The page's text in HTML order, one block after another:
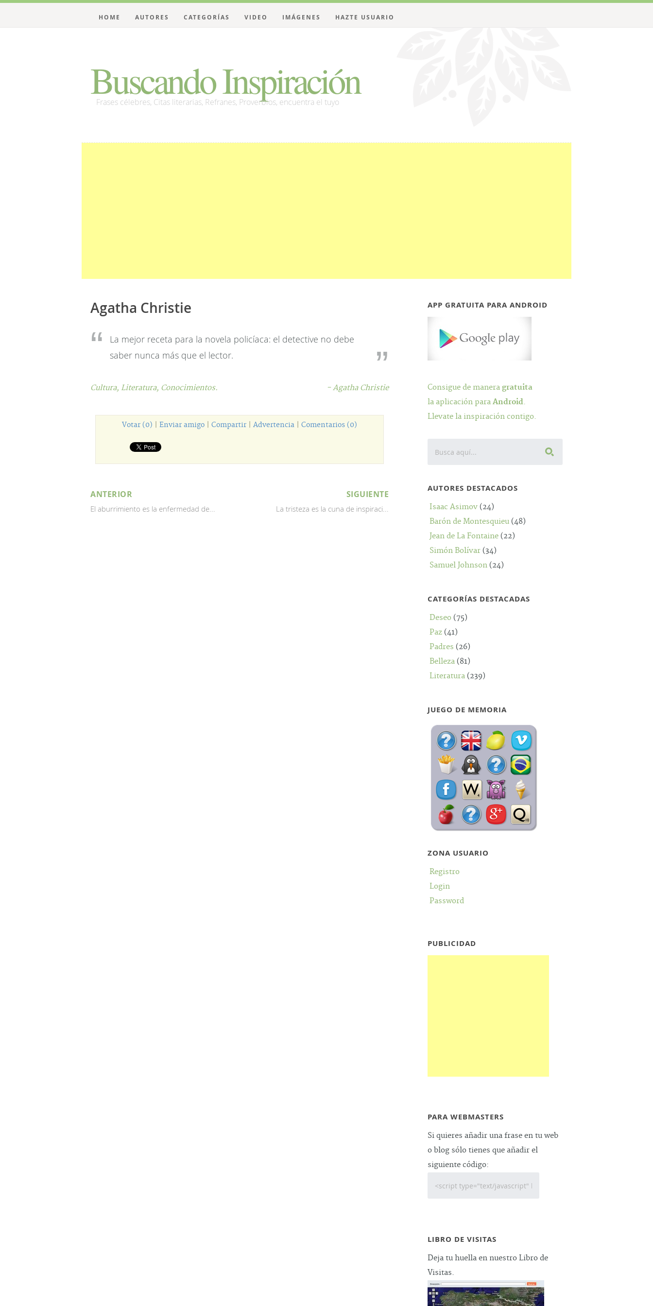
Buscando Inspiración
Frases célebres, Citas literarias, Refranes, Proverbios, encuentra el tuyo
HOME AUTORES CATEGORÍAS VIDEO IMÁGENES HAZTE USUARIO
Agatha Christie
La mejor receta para la novela policíaca: el detective no debe
saber nunca más que el lector.
Cultura, Literatura, Conocimientos. - Agatha Christie
Votar (0) Enviar amigo Compartir Advertencia Comentarios (0)
ANTERIOR
El aburrimiento es la enfermedad de...
SIGUIENTE
La tristeza es la cuna de inspiraci...
APP GRATUITA PARA ANDROID
Consigue de maneragratuita
la aplicación paraAndroid.
Llevate la inspiración contigo.
AUTORES DESTACADOS
Isaac Asimov (24)
Barón de Montesquieu (48)
Jean de La Fontaine (22)
Simón Bolívar (34)
Samuel Johnson (24)
CATEGORÍAS DESTACADAS
Deseo (75)
Paz (41)
Padres (26)
Belleza (81)
Literatura (239)
JUEGO DE MEMORIA
ZONA USUARIO
Registro
Login
Password
PUBLICIDAD
PARA WEBMASTERS
Si quieres añadir una frase en tu web
o blog sólo tienes que añadir el
siguiente código:
LIBRO DE VISITAS
Deja tu huella en nuestro Libro de
Visitas.